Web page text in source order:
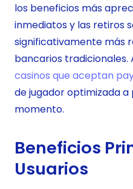
los beneficios más
inmediatos y las retiros
significativamente más
bancarios tradicionales.
casinos que aceptan
de jugador optimizada
momento.
Beneficios
Usuarios